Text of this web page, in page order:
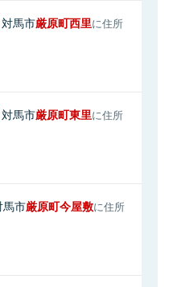
対馬市厳原町西里に住所
対馬市厳原町東里に住所
馬市厳原町今屋敷に住所